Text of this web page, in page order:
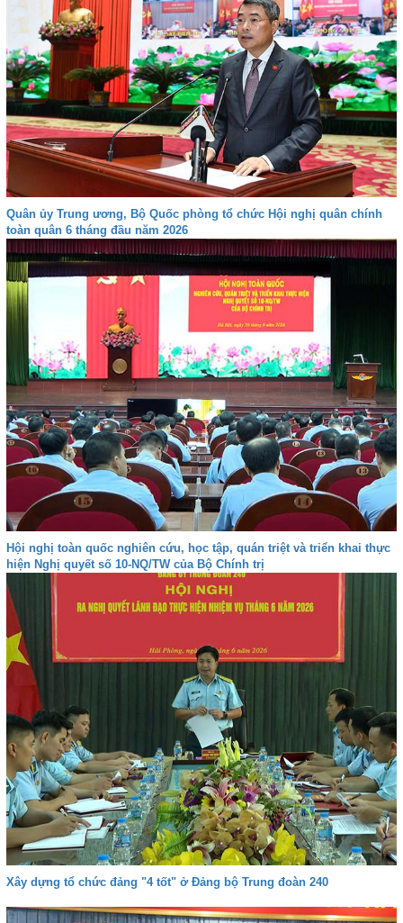
Quân ủy Trung ương, Bộ Quốc phòng tổ chức Hội nghị quân chính
toàn quân 6 tháng đầu năm 2026
Hội nghị toàn quốc nghiên cứu, học tập, quán triệt và triển khai thực
hiện Nghị quyết số 10-NQ/TW của Bộ Chính trị
Xây dựng tổ chức đảng "4 tốt" ở Đảng bộ Trung đoàn 240